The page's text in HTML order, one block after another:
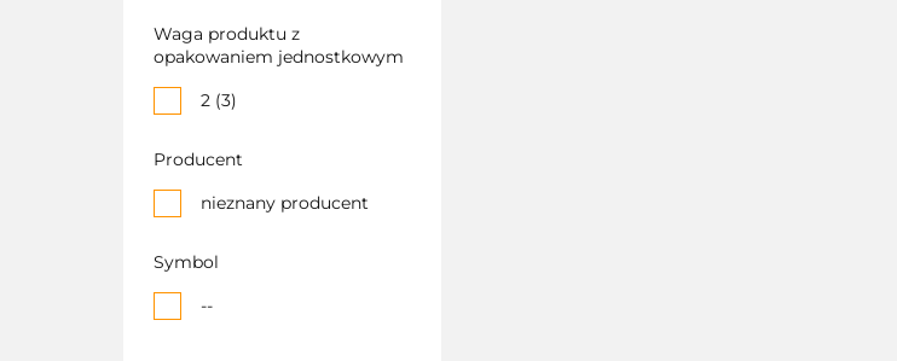
Waga produktu z
opakowaniem jednostkowym
2 (3)
Producent
nieznany producent
Symbol
--